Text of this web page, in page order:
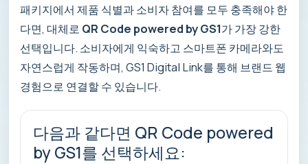
패키지에서 제품 식별과 소비자 참여를 모두 충족해야 한
다면, 대체로 QR Code powered by GS1가 가장 강한
선택입니다. 소비자에게 익숙하고 스마트폰 카메라와도
자연스럽게 작동하며, GS1 Digital Link를 통해 브랜드 웹
경험으로 연결할 수 있습니다.
다음과 같다면 QR Code powered
by GS1를 선택하세요: